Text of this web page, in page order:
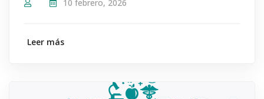
10 febrero, 2026
Leer más